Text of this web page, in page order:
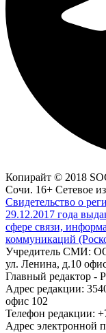
Копирайт © 2018
Сочи. 16+ Сетевое
Свидетельство о
29.12.2017 года
сфере связи,
коммуникаций
Учредитель СМИ:
ул. Ленина, д.10
Главный редактор -
Адрес редакции:
офис 102
Телефон редакции:
Адрес электронной